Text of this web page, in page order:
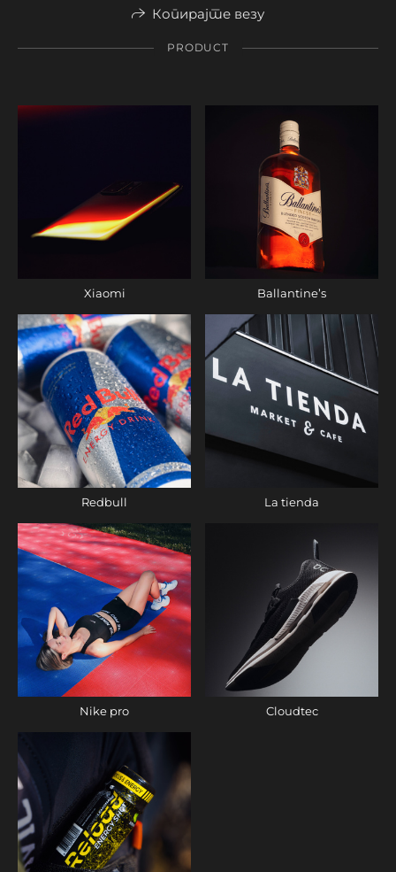
Копирајте везу
PRODUCT
Xiaomi Ballantine’s
Redbull La tienda
Nike pro Cloudtec